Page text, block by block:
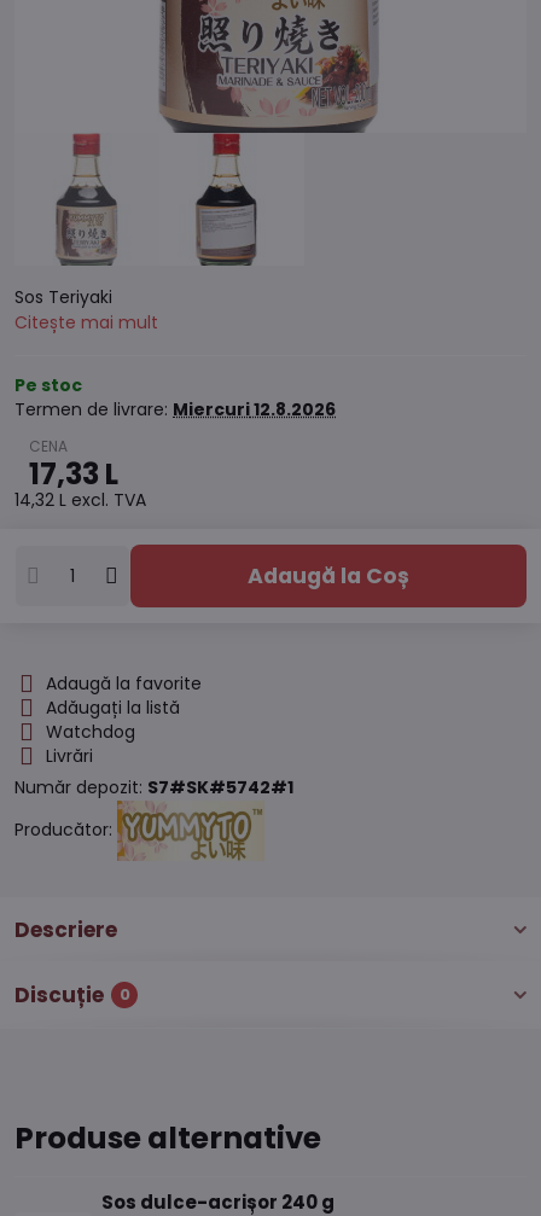
Sos Teriyaki
Citește mai mult
Pe stoc
Termen de livrare: Miercuri12.8.2026
17,33 L
14,32 L excl. TVA
Adaugă la Coș
Adaugă la favorite
Adăugați la listă
Watchdog
Livrări
Număr depozit: S7#SK#5742#1
Producător:
Descriere
Discuție 0
Produse alternative
Sos dulce-acrișor 240 g